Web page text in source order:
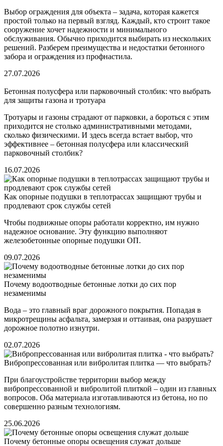
Выбор ограждения для объекта – задача, которая кажется
простой только на первый взгляд. Каждый, кто строит такое
сооружение хочет надежности и минимального
обслуживания. Обычно приходится выбирать из нескольких
решений. Разберем преимущества и недостатки бетонного
забора и ограждения из профнастила.
27.07.2026
Бетонная полусфера или парковочный столбик: что выбрать
для защиты газона и тротуара
Тротуары и газоны страдают от парковки, а бороться с этим
приходится не столько административными методами,
сколько физическими. И здесь всегда встает выбор, что
эффективнее – бетонная полусфера или классический
парковочный столбик?
16.07.2026
Как опорные подушки в теплотрассах защищают трубы и
продлевают срок службы сетей
Чтобы подвижные опоры работали корректно, им нужно
надежное основание. Эту функцию выполняют
железобетонные опорные подушки ОП.
09.07.2026
Почему водоотводные бетонные лотки до сих пор
незаменимы
Вода – это главный враг дорожного покрытия. Попадая в
микротрещины асфальта, замерзая и оттаивая, она разрушает
дорожное полотно изнутри.
02.07.2026
Вибропрессованная или вибролитая плитка — что выбрать?
При благоустройстве территории выбор между
вибропрессованной и вибролитой плиткой – один из главных
вопросов. Оба материала изготавливаются из бетона, но по
совершенно разным технологиям.
25.06.2026
Почему бетонные опоры освещения служат дольше